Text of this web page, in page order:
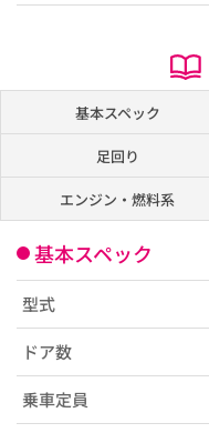
基本スペック
足回り
エンジン・燃料系
基本スペック
型式
ドア数
乗車定員